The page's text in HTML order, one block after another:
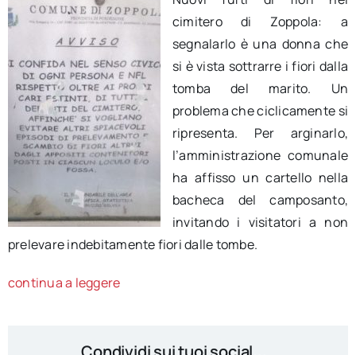
cimitero di Zoppola: a
segnalarlo è una donna che
si è vista sottrarre i fiori dalla
tomba del marito. Un
problema che ciclicamente si
ripresenta. Per arginarlo,
l’amministrazione comunale
ha affisso un cartello nella
bacheca del camposanto,
invitando i visitatori a non
prelevare indebitamente fiori dalle tombe.
continua a leggere